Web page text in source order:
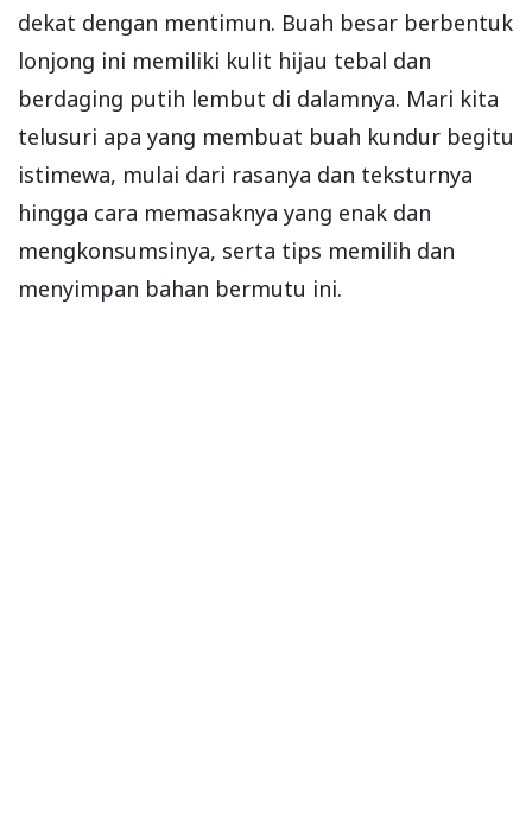
dekat dengan mentimun. Buah besar berbentuk
lonjong ini memiliki kulit hijau tebal dan
berdaging putih lembut di dalamnya. Mari kita
telusuri apa yang membuat buah kundur begitu
istimewa, mulai dari rasanya dan teksturnya
hingga cara memasaknya yang enak dan
mengkonsumsinya, serta tips memilih dan
menyimpan bahan bermutu ini.